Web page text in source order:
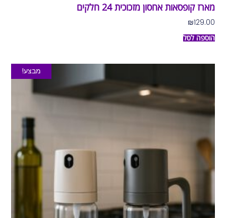
מארז קופסאות אחסון מזכוכית 24 חלקים
₪129.00
הוספה לסל
מבצע!